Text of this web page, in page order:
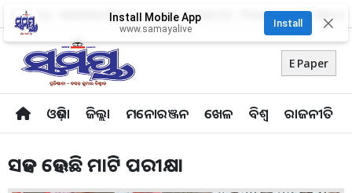
About Us Advertise With Us Career Contact Us Privacy Policy
E Paper
ଓଡ଼ିଶା ଜିଲ୍ଲା ମନୋରଞ୍ଜନ ଖେଳ ବିଶ୍ବ ରାଜନୀତି
Install Mobile App
www.samayalive
Install ✕
ସହଜ ହେଉଛି ମାଟି ପରୀକ୍ଷା